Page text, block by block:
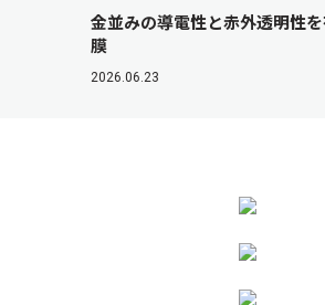
金並みの導電性と赤外透明性
膜
2026.06.23